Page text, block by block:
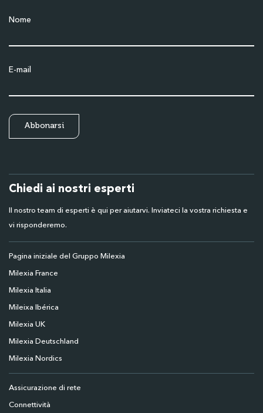
Nome
E-mail
Chiedi ai nostri esperti
Il nostro team di esperti è qui per aiutarvi. Inviateci la vostra richiesta e
vi risponderemo.
Pagina iniziale del Gruppo Milexia
Milexia France
Milexia Italia
Mileixa Ibérica
Milexia UK
Milexia Deutschland
Milexia Nordics
Assicurazione di rete
Connettività